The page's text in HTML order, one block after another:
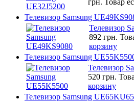
Телевизор Samsung
Телевизор
892 грн.
корзину
Телевизор Samsung
Телевизор
520 грн.
корзину
Телевизор Samsung